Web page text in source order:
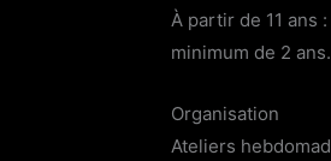
À partir de 11 ans
minimum de 2 ans.
Organisation
Ateliers